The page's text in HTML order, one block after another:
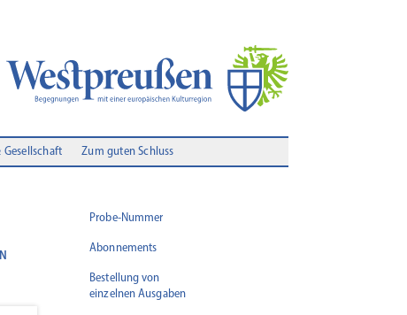
Gesellschaft Zum guten Schluss
Probe-Nummer
Abonnements
Bestellung von
einzelnen Ausgaben